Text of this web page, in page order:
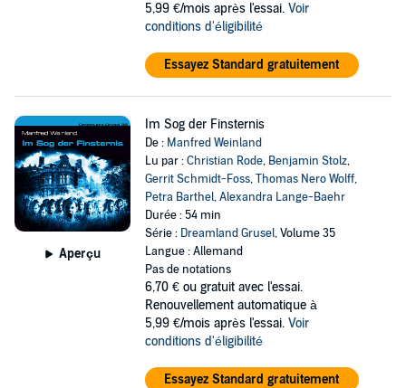
5,99 €/mois après l'essai. Voir
conditions d'éligibilité
Essayez Standard gratuitement
Aperçu
Im Sog der Finsternis
De : Manfred Weinland
Lu par :Christian Rode, Benjamin Stolz,
Gerrit Schmidt-Foss,Thomas Nero Wolff,
Petra Barthel,Alexandra Lange-Baehr
Durée : 54 min
Série : Dreamland Grusel, Volume 35
Langue : Allemand
Pas de notations
6,70 € ou gratuit avec l'essai.
Renouvellement automatique à
5,99 €/mois après l'essai. Voir
conditions d'éligibilité
Essayez Standard gratuitement